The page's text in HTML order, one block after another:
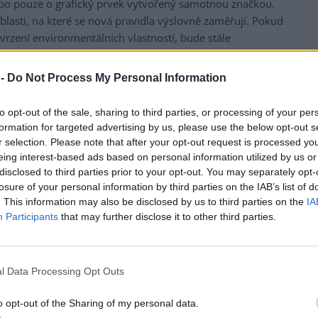
Do Not Process My Personal Information
opt-out of the sale, sharing to third parties, or processing of your
for targeted advertising by us, please use the below opt-out
selection. Please note that after your opt-out request is processed
interest-based ads based on personal information utilized by us
to third parties prior to your opt-out. You may separately
of your personal information by third parties on the IAB’s list of
This information may also be disclosed by us to third parties on the
Participants that may further disclose it to other third parties.
Data Processing Opt Outs
opt-out of the Sharing of my personal data.
pouze o grafický prvek vytvořený samotnou značkou.
na které se nová pravidla výslovně zaměřují. Pokud
environmentálních vlastností, bude stále
podle jakých pravidel vzniklo, a zda je založeno na
schématu.
výrobek
prvku tak, že spotřebitel získá dojem, že je
o tvrzení, že produkt používá méně plastu, obsahuje
nebo nižší dopad v jedné části životního cyklu. Dílčí
vzniká ve chvíli, kdy je prezentováno tak, že
by měla jasně uvést, zda se tvrzení týká výrobku,
recyklace nebo celého životního cyklu.
neutrální“, „udržitelnější“ nebo že do určitého roku
Podobná tvrzení se mohou dobře vyjímat v
nových pravidel už nemají zůstat jen u ambice.